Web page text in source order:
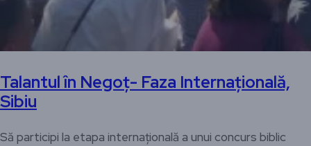
Talantul în Negoț- Faza Internațională,
Sibiu
Să participi la etapa internațională a unui concurs biblic